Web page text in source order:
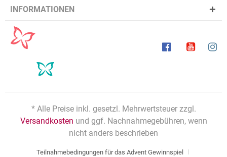
INFORMATIONEN
* Alle Preise inkl. gesetzl. Mehrwertsteuer zzgl.
Versandkosten und ggf. Nachnahmegebühren, wenn
nicht anders beschrieben
Teilnahmebedingungen für das Advent Gewinnspiel